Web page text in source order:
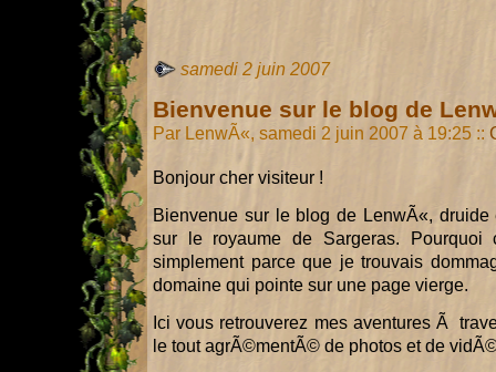
samedi 2 juin 2007
Bienvenue sur le blog de
Par LenwÃ«, samedi 2 juin 2007 à 19:25 ::
Bonjour cher visiteur !
Bienvenue sur le blog de LenwÃ«,
sur le royaume de Sargeras.
simplement parce que je trouvais
domaine qui pointe sur une page vierge.
Ici vous retrouverez mes aventures Ã
le tout agrÃ©mentÃ© de photos et de